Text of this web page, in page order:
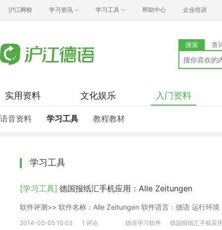
沪江网校 学习资讯 学习工具 帮助中心 企业培训
搜索 查
实用资料 文化娱乐 入门资料
语音资料 学习工具 教程教材
学习工具
[学习工具] 德国报纸汇手机应用：Alle Zeitungen
软件评测>> 软件名称：Alle Zeitungen 软件语言：德语 运行环
2014-05-05 10:03 1 评论 德语学习软件 德国报纸汇手机应